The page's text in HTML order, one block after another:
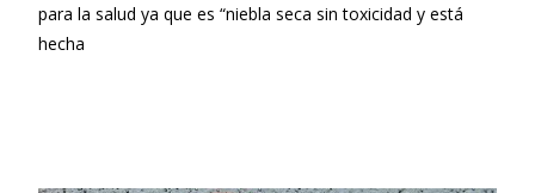
para la salud ya que es “niebla seca sin toxicidad y está
hecha